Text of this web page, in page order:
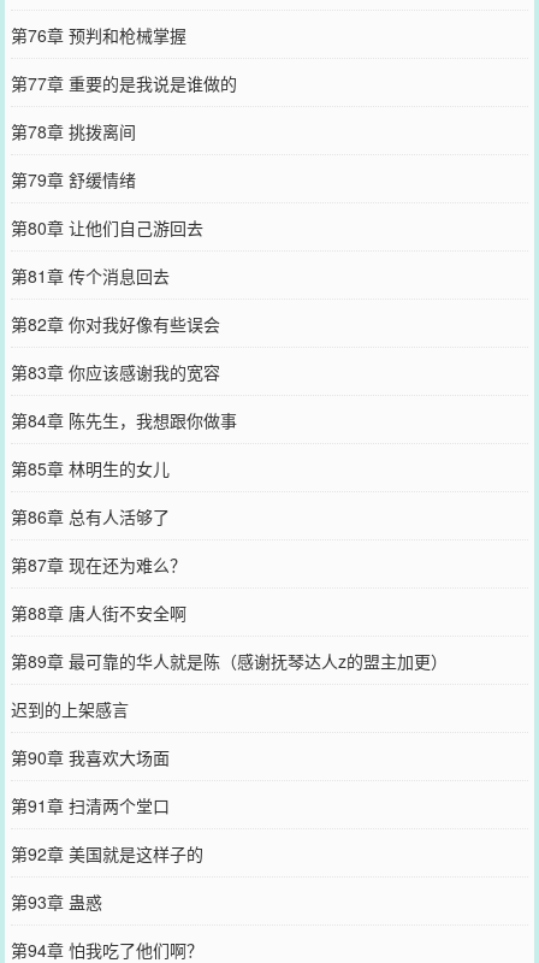
第76章 预判和枪械掌握
第77章 重要的是我说是谁做的
第78章 挑拨离间
第79章 舒缓情绪
第80章 让他们自己游回去
第81章 传个消息回去
第82章 你对我好像有些误会
第83章 你应该感谢我的宽容
第84章 陈先生，我想跟你做事
第85章 林明生的女儿
第86章 总有人活够了
第87章 现在还为难么？
第88章 唐人街不安全啊
第89章 最可靠的华人就是陈（感谢抚琴达人z的盟主加更）
迟到的上架感言
第90章 我喜欢大场面
第91章 扫清两个堂口
第92章 美国就是这样子的
第93章 蛊惑
第94章 怕我吃了他们啊？